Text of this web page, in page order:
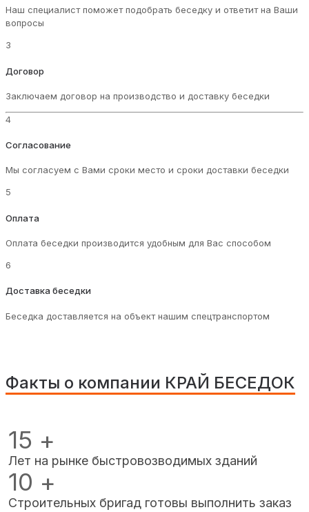
Наш специалист поможет подобрать беседку и ответит на Ваши
вопросы
3
Договор
Заключаем договор на производство и доставку беседки
4
Согласование
Мы согласуем с Вами сроки место и сроки доставки беседки
5
Оплата
Оплата беседки производится удобным для Вас способом
6
Доставка беседки
Беседка доставляется на объект нашим спецтранспортом
Факты о компании КРАЙ БЕСЕДОК
15 +
Лет на рынке быстровозводимых зданий
10 +
Строительных бригад готовы выполнить заказ